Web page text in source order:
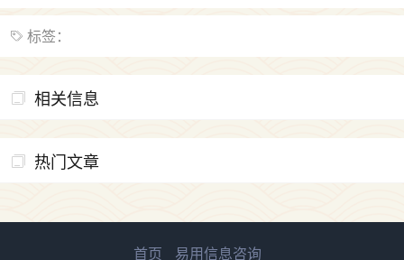
标签：
相关信息
热门文章
首页 易用信息咨询